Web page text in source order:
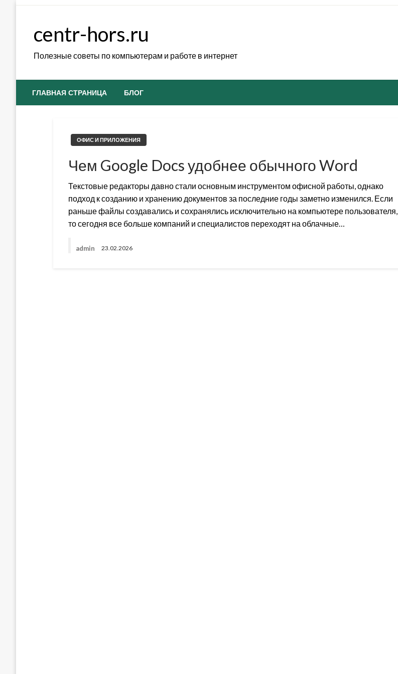
centr-hors.ru
Полезные советы по компьютерам и работе в интернет
ГЛАВНАЯ СТРАНИЦА БЛОГ
ОФИС И ПРИЛОЖЕНИЯ
Чем Google Docs удобнее обычного Word
Текстовые редакторы давно стали основным инструментом офисной работы, однако
подход к созданию и хранению документов за последние годы заметно изменился. Если
раньше файлы создавались и сохранялись исключительно на компьютере пользователя,
то сегодня все больше компаний и специалистов переходят на облачные…
admin 23.02.2026